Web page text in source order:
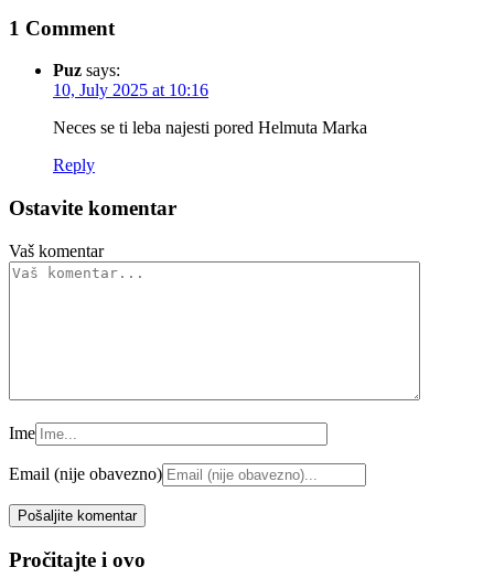
1 Comment
Puz says:
10, July 2025 at 10:16
Neces se ti leba najesti pored Helmuta Marka
Reply
Ostavite komentar
Vaš komentar
Ime
Email (nije obavezno)
Pročitajte i ovo